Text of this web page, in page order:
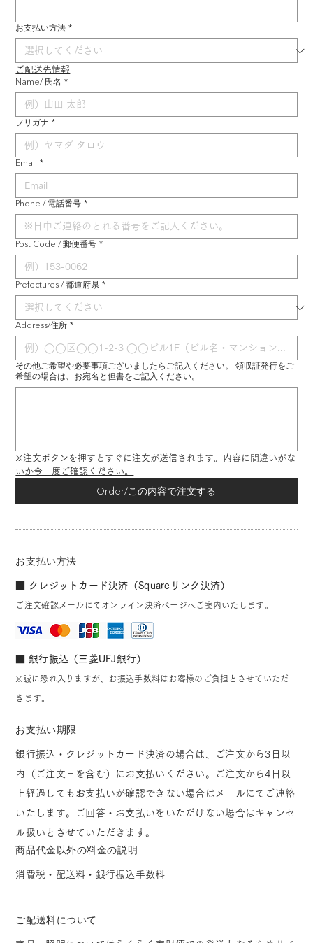
お支払い方法 *
ご配送先情報
Name/ 氏名 *
フリガナ *
Email *
Phone / 電話番号 *
Post Code / 郵便番号 *
Prefectures / 都道府県 *
Address/住所 *
その他ご希望や必要事項ございましたらご記入ください。 領収証発行をご
希望の場合は、お宛名と但書をご記入ください。
※注文ボタンを押すとすぐに注文が送信されます。内容に間違いがな
いか今一度ご確認ください。
Order/この内容で注文する
お支払い方法
■ クレジットカード決済（Squareリンク決済）
ご注文確認メールにてオンライン決済ページへご案内いたします。
■ 銀行振込（三菱UFJ銀行）
※誠に恐れ入りますが、お振込手数料はお客様のご負担とさせていただ
きます。
お支払い期限
銀行振込・クレジットカード決済の場合は、ご注文から3日以
内（ご注文日を含む）にお支払いください。ご注文から4日以
上経過してもお支払いが確認できない場合はメールにてご連絡
いたします。ご回答・お支払いをいただけない場合はキャンセ
ル扱いとさせていただきます。
商品代金以外の料金の説明
消費税・配送料・銀行振込手数料
ご配送料について